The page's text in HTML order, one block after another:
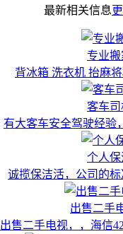
最新相关信息
专业搬
背冰箱 洗衣机 抬麻
客车司
有大客车安全驾驶经验
个人保
诚揽保洁活，公司的标
出售二手
出售二手电视，，海信